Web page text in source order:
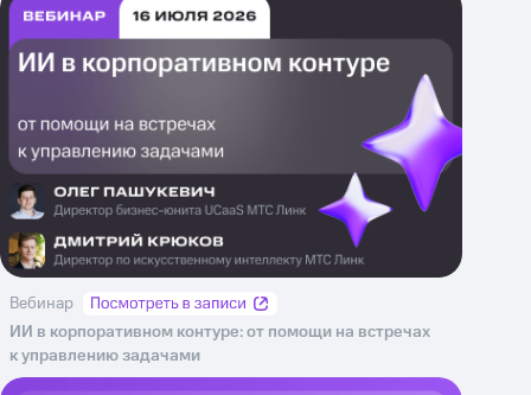
Вебинар
ИИ в корпоративном контуре: от помощи на встречах
к управлению задачами